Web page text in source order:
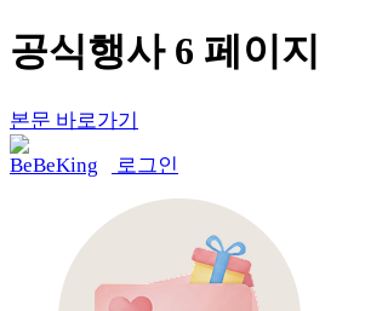
공식행사 6 페이지
본문 바로가기
로그인